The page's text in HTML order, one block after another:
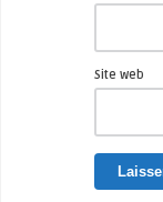
Site web